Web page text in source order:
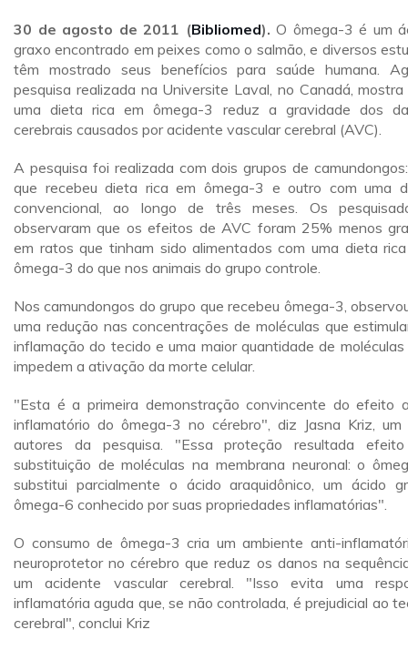
30 de agosto de 2011 (Bibliomed). O ômega-3 é um
graxo encontrado em peixes como o salmão, e diversos
têm mostrado seus benefícios para saúde humana.
pesquisa realizada na Universite Laval, no Canadá, mostra
uma dieta rica em ômega-3 reduz a gravidade dos
cerebrais causados por acidente vascular cerebral (AVC).
A pesquisa foi realizada com dois grupos de
que recebeu dieta rica em ômega-3 e outro com uma
convencional, ao longo de três meses. Os
observaram que os efeitos de AVC foram 25% menos
em ratos que tinham sido alimentados com uma dieta
ômega-3 do que nos animais do grupo controle.
Nos camundongos do grupo que recebeu ômega-3,
uma redução nas concentrações de moléculas que
inflamação do tecido e uma maior quantidade de moléculas
impedem a ativação da morte celular.
"Esta é a primeira demonstração convincente do efeito
inflamatório do ômega-3 no cérebro", diz Jasna Kriz, um
autores da pesquisa. "Essa proteção resultada
substituição de moléculas na membrana neuronal: o
substitui parcialmente o ácido araquidônico, um ácido
ômega-6 conhecido por suas propriedades inflamatórias".
O consumo de ômega-3 cria um ambiente anti-
neuroprotetor no cérebro que reduz os danos na
um acidente vascular cerebral. "Isso evita uma
inflamatória aguda que, se não controlada, é prejudicial ao
cerebral", conclui Kriz